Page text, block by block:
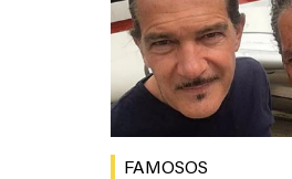
FAMOSOS